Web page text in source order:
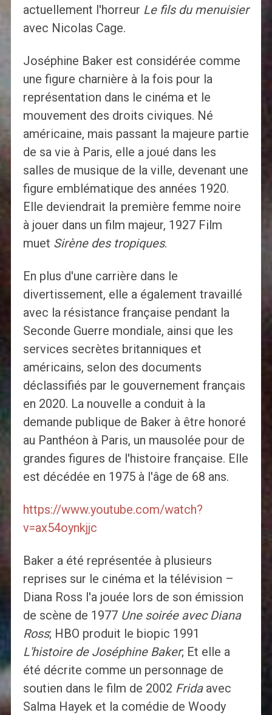
actuellement l'horreur Le fils du menuisier
avec Nicolas Cage.
Joséphine Baker est considérée comme
une figure charnière à la fois pour la
représentation dans le cinéma et le
mouvement des droits civiques. Né
américaine, mais passant la majeure partie
de sa vie à Paris, elle a joué dans les
salles de musique de la ville, devenant une
figure emblématique des années 1920.
Elle deviendrait la première femme noire
à jouer dans un film majeur, 1927 Film
muet Sirène des tropiques.
En plus d'une carrière dans le
divertissement, elle a également travaillé
avec la résistance française pendant la
Seconde Guerre mondiale, ainsi que les
services secrètes britanniques et
américains, selon des documents
déclassifiés par le gouvernement français
en 2020. La nouvelle a conduit à la
demande publique de Baker à être honoré
au Panthéon à Paris, un mausolée pour de
grandes figures de l'histoire française. Elle
est décédée en 1975 à l'âge de 68 ans.
https://www.youtube.com/watch?
v=ax54oynkjjc
Baker a été représentée à plusieurs
reprises sur le cinéma et la télévision –
Diana Ross l'a jouée lors de son émission
de scène de 1977 Une soirée avec Diana
Ross; HBO produit le biopic 1991
L'histoire de Joséphine Baker; Et elle a
été décrite comme un personnage de
soutien dans le film de 2002 Fridaavec
Salma Hayek et la comédie de Woody